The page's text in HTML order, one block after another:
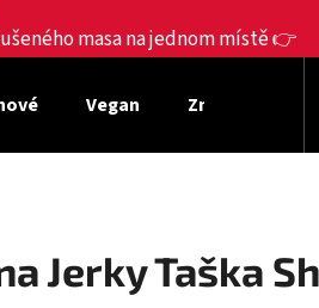
masa na jednom místě 👉
Vegan Značky Jerky
Jerky Taška